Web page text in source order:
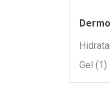
Filtros
Gel (1)